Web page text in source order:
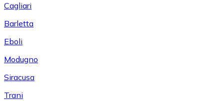
Cagliari
Barletta
Eboli
Modugno
Siracusa
Trani